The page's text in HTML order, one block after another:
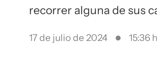
recorrer alguna de sus
17 de julio de 2024 15:36